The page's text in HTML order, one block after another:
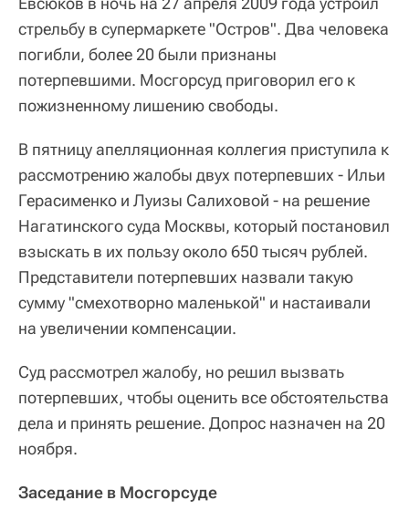
стрельбу в супермаркете "Остров". Два человека
погибли, более 20 были признаны
потерпевшими. Мосгорсуд приговорил его к
пожизненному лишению свободы.
В пятницу апелляционная коллегия приступила к
рассмотрению жалобы двух потерпевших - Ильи
Герасименко и Луизы Салиховой - на решение
Нагатинского суда Москвы, который постановил
взыскать в их пользу около 650 тысяч рублей.
Представители потерпевших назвали такую
сумму "смехотворно маленькой" и настаивали
на увеличении компенсации.
Суд рассмотрел жалобу, но решил вызвать
потерпевших, чтобы оценить все обстоятельства
дела и принять решение. Допрос назначен на 20
ноября.
Заседание в Мосгорсуде